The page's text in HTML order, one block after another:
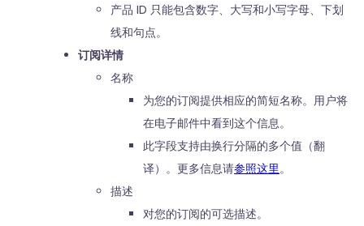
产品 ID 只能包含数字、大写和小写字母、下划
线和句点。
订阅详情
名称
为您的订阅提供相应的简短名称。用户将
在电子邮件中看到这个信息。
此字段支持由换行分隔的多个值（翻
译）。更多信息请参照这里。
描述
对您的订阅的可选描述。